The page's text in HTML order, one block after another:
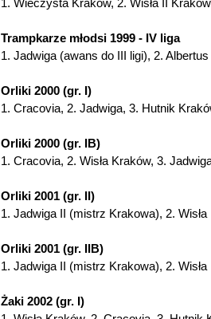
1. Wieczysta Kraków, 2. Wisła II
Trampkarze młodsi 1999 - IV liga
1. Jadwiga (awans do III ligi), 2.
Orliki 2000 (gr. I)
1. Cracovia, 2. Jadwiga, 3. Hutnik
Orliki 2000 (gr. IB)
1. Cracovia, 2. Wisła Kraków, 3.
Orliki 2001 (gr. II)
1. Jadwiga II (mistrz Krakowa), 2.
Orliki 2001 (gr. IIB)
1. Jadwiga II (mistrz Krakowa), 2.
Żaki 2002 (gr. I)